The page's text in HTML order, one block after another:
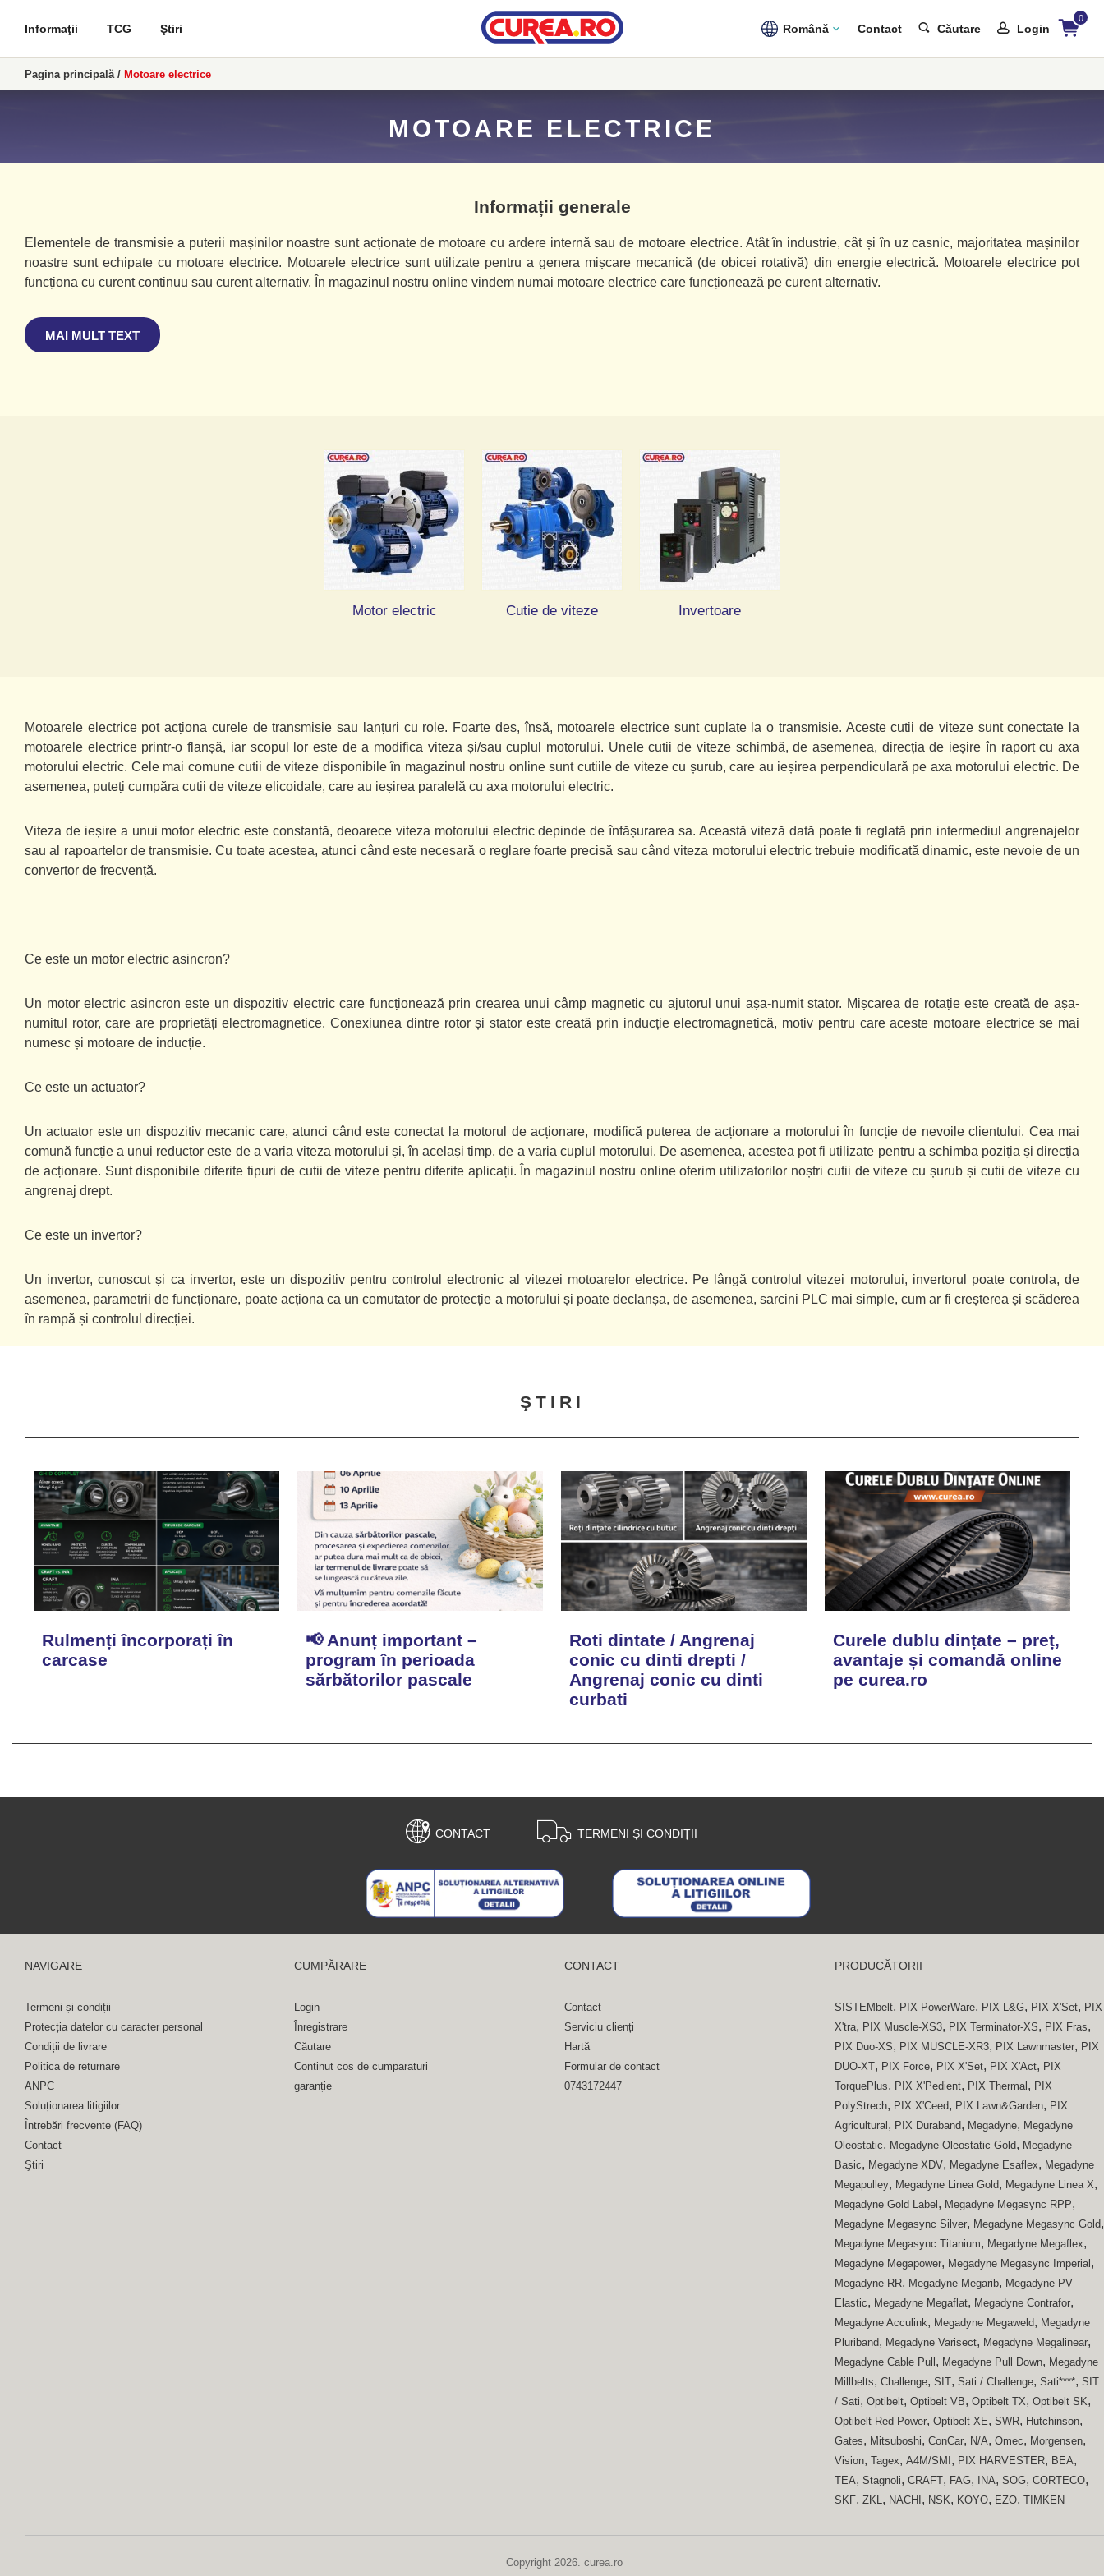
Informaţii TCG Ştiri Română Contact Căutare Login
0
Pagina principală / Motoare electrice
MOTOARE ELECTRICE
Informații generale
Elementele de transmisie a puterii mașinilor noastre sunt acționate de motoare cu ardere internă sau de motoare electrice. Atât în industrie, cât și în uz casnic, majoritatea mașinilor
noastre sunt echipate cu motoare electrice. Motoarele electrice sunt utilizate pentru a genera mișcare mecanică (de obicei rotativă) din energie electrică. Motoarele electrice pot
funcționa cu curent continuu sau curent alternativ. În magazinul nostru online vindem numai motoare electrice care funcționează pe curent alternativ.
MAI MULT TEXT
Motor electric Cutie de viteze Invertoare
Motoarele electrice pot acționa curele de transmisie sau lanțuri cu role. Foarte des, însă, motoarele electrice sunt cuplate la o transmisie. Aceste cutii de viteze sunt conectate la
motoarele electrice printr-o flanșă, iar scopul lor este de a modifica viteza și/sau cuplul motorului. Unele cutii de viteze schimbă, de asemenea, direcția de ieșire în raport cu axa
motorului electric. Cele mai comune cutii de viteze disponibile în magazinul nostru online sunt cutiile de viteze cu șurub, care au ieșirea perpendiculară pe axa motorului electric. De
asemenea, puteți cumpăra cutii de viteze elicoidale, care au ieșirea paralelă cu axa motorului electric.
Viteza de ieșire a unui motor electric este constantă, deoarece viteza motorului electric depinde de înfășurarea sa. Această viteză dată poate fi reglată prin intermediul angrenajelor
sau al rapoartelor de transmisie. Cu toate acestea, atunci când este necesară o reglare foarte precisă sau când viteza motorului electric trebuie modificată dinamic, este nevoie de un
convertor de frecvență.
Ce este un motor electric asincron?
Un motor electric asincron este un dispozitiv electric care funcționează prin crearea unui câmp magnetic cu ajutorul unui așa-numit stator. Mișcarea de rotație este creată de așa-
numitul rotor, care are proprietăți electromagnetice. Conexiunea dintre rotor și stator este creată prin inducție electromagnetică, motiv pentru care aceste motoare electrice se mai
numesc și motoare de inducție.
Ce este un actuator?
Un actuator este un dispozitiv mecanic care, atunci când este conectat la motorul de acționare, modifică puterea de acționare a motorului în funcție de nevoile clientului. Cea mai
comună funcție a unui reductor este de a varia viteza motorului și, în același timp, de a varia cuplul motorului. De asemenea, acestea pot fi utilizate pentru a schimba poziția și direcția
de acționare. Sunt disponibile diferite tipuri de cutii de viteze pentru diferite aplicații. În magazinul nostru online oferim utilizatorilor noștri cutii de viteze cu șurub și cutii de viteze cu
angrenaj drept.
Ce este un invertor?
Un invertor, cunoscut și ca invertor, este un dispozitiv pentru controlul electronic al vitezei motoarelor electrice. Pe lângă controlul vitezei motorului, invertorul poate controla, de
asemenea, parametrii de funcționare, poate acționa ca un comutator de protecție a motorului și poate declanșa, de asemenea, sarcini PLC mai simple, cum ar fi creșterea și scăderea
în rampă și controlul direcției.
ŞTIRI
Rulmenți încorporați în
carcase
📢 Anunț important –
program în perioada
sărbătorilor pascale
Roti dintate / Angrenaj
conic cu dinti drepti /
Angrenaj conic cu dinti
curbati
Curele dublu dințate – preț,
avantaje și comandă online
pe curea.ro
CONTACT TERMENI ȘI CONDIȚII
NAVIGARE
Termeni și condiții
Protecția datelor cu caracter personal
Condiții de livrare
Politica de returnare
ANPC
Soluționarea litigiilor
Întrebări frecvente (FAQ)
Contact
Ştiri
CUMPĂRARE
Login
Înregistrare
Căutare
Continut cos de cumparaturi
garanție
CONTACT
Contact
Serviciu clienți
Hartă
Formular de contact
0743172447
PRODUCĂTORII
SISTEMbelt, PIX PowerWare, PIX L&G, PIX X'Set, PIX
X'tra, PIX Muscle-XS3, PIX Terminator-XS, PIX Fras,
PIX Duo-XS, PIX MUSCLE-XR3, PIX Lawnmaster, PIX
DUO-XT, PIX Force, PIX X'Set, PIX X'Act, PIX
TorquePlus, PIX X'Pedient, PIX Thermal , PIX
PolyStrech, PIX X'Ceed, PIX Lawn&Garden, PIX
Agricultural , PIX Duraband, Megadyne, Megadyne
Oleostatic, Megadyne Oleostatic Gold, Megadyne
Basic, Megadyne XDV, Megadyne Esaflex, Megadyne
Megapulley, Megadyne Linea Gold, Megadyne Linea X,
Megadyne Gold Label , Megadyne Megasync RPP,
Megadyne Megasync Silver, Megadyne Megasync Gold,
Megadyne Megasync Titanium, Megadyne Megaflex,
Megadyne Megapower, Megadyne Megasync Imperial ,
Megadyne RR, Megadyne Megarib, Megadyne PV
Elastic, Megadyne Megaflat, Megadyne Contrafor,
Megadyne Acculink, Megadyne Megaweld, Megadyne
Pluriband, Megadyne Varisect, Megadyne Megalinear,
Megadyne Cable Pull , Megadyne Pull Down, Megadyne
Millbelts, Challenge, SIT, Sati / Challenge, Sati****, SIT
/ Sati, Optibelt, Optibelt VB, Optibelt TX, Optibelt SK,
Optibelt Red Power, Optibelt XE, SWR, Hutchinson,
Gates, Mitsuboshi, ConCar, N/A, Omec, Morgensen,
Vision, Tagex, A4M/SMI , PIX HARVESTER, BEA,
TEA, Stagnoli, CRAFT, FAG, INA, SOG, CORTECO,
SKF, ZKL, NACHI , NSK, KOYO, EZO, TIMKEN
Copyright 2026. curea.ro